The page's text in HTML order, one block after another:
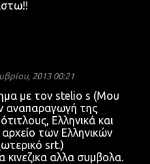
2013 00:21
με τον stelio s (Μου
αναπαραγωγή της
Ελληνικά και
αρχείο των Ελληνικών
srt.)
αλλα συμβολα.